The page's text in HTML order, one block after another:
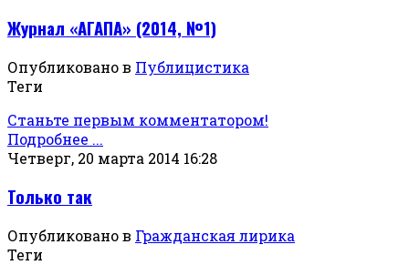
Журнал «АГАПА» (2014, №1)
Опубликовано в Публицистика
Теги
Станьте первым комментатором!
Подробнее ...
Четверг, 20 марта 2014 16:28
Только так
Опубликовано в Гражданская лирика
Теги